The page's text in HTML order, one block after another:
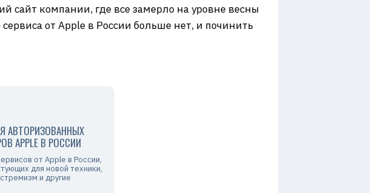
сайт компании, где все замерло на уровне весны
от Apple в России больше нет, и починить
АВТОРИЗОВАННЫХ
APPLE В РОССИИ
от Apple в России,
для новой техники,
и другие